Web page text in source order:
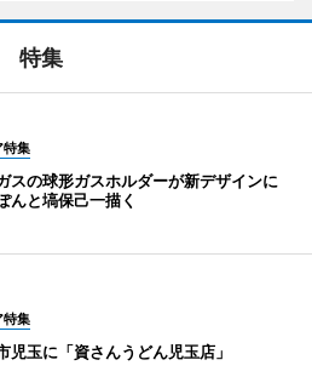
特集
特集
スの球形ガスホルダーが新デザインに
んと塙保己一描く
特集
児玉に「資さんうどん児玉店」